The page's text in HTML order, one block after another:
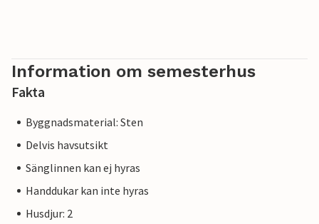
Information om semesterhus
Fakta
Byggnadsmaterial: Sten
Delvis havsutsikt
Sänglinnen kan ej hyras
Handdukar kan inte hyras
Husdjur: 2